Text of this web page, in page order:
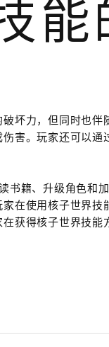
能
坏力，但同时也伴
害。玩家还可以通
书籍、升级角色和
在使用核子世界技
获得核子世界技能